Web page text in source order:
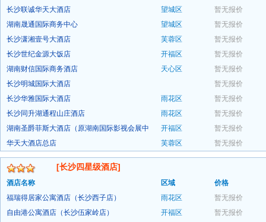
预订
长沙联诚华天大酒店 望城区
暂无报价
预订
湖南晟通国际商务中心 望城区
暂无报价
预订
长沙潇湘壹号大酒店 芙蓉区
暂无报价
预订
长沙世纪金源大饭店 开福区
暂无报价
预订
湖南财信国际商务酒店 天心区
暂无报价
预订
长沙明城国际大酒店
暂无报价
预订
长沙华雅国际大酒店 雨花区
暂无报价
预订
长沙同升湖通程山庄酒店 雨花区
暂无报价
预订
湖南圣爵菲斯大酒店（原湖南国际影视会展中
心）
开福区
暂无报价
预订
华天大酒店总店 芙蓉区
暂无报价
预订
[长沙四星级酒店]
酒店名称 区域
价格
福瑞得居家公寓酒店（长沙西子店）
雨花区
暂无报价
预订
自由港公寓酒店（长沙伍家岭店） 开福区
暂无报价